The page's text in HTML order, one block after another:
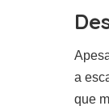
a
que